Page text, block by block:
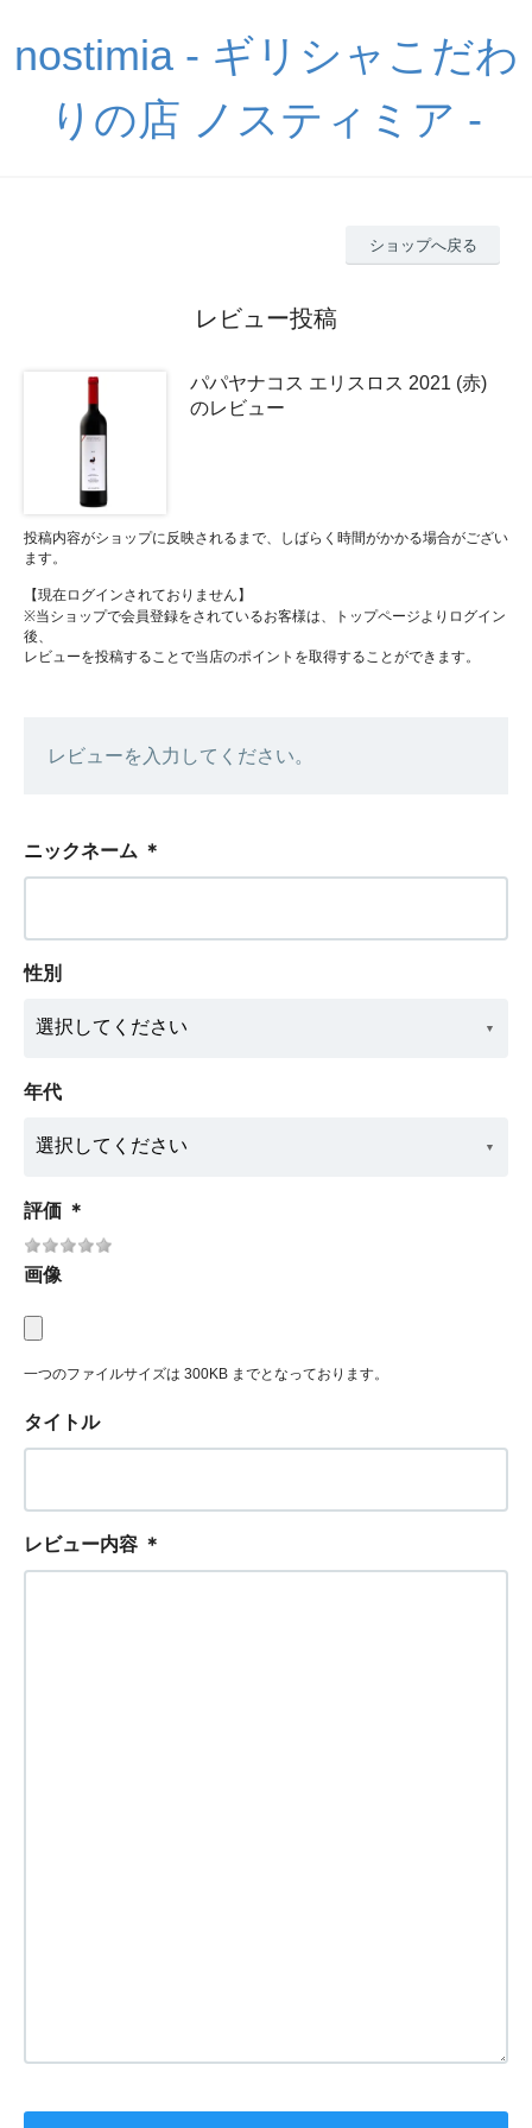
nostimia - ギリシャこだわ
りの店 ノスティミア -
ショップへ戻る
レビュー投稿
パパヤナコス エリスロス 2021 (赤)
のレビュー
投稿内容がショップに反映されるまで、しばらく時間がかかる場合がござい
ます。
【現在ログインされておりません】
※当ショップで会員登録をされているお客様は、トップページよりログイン
後、
レビューを投稿することで当店のポイントを取得することができます。
レビューを入力してください。
ニックネーム ＊
性別
年代
評価 ＊
画像
一つのファイルサイズは 300KB までとなっております。
タイトル
レビュー内容 ＊